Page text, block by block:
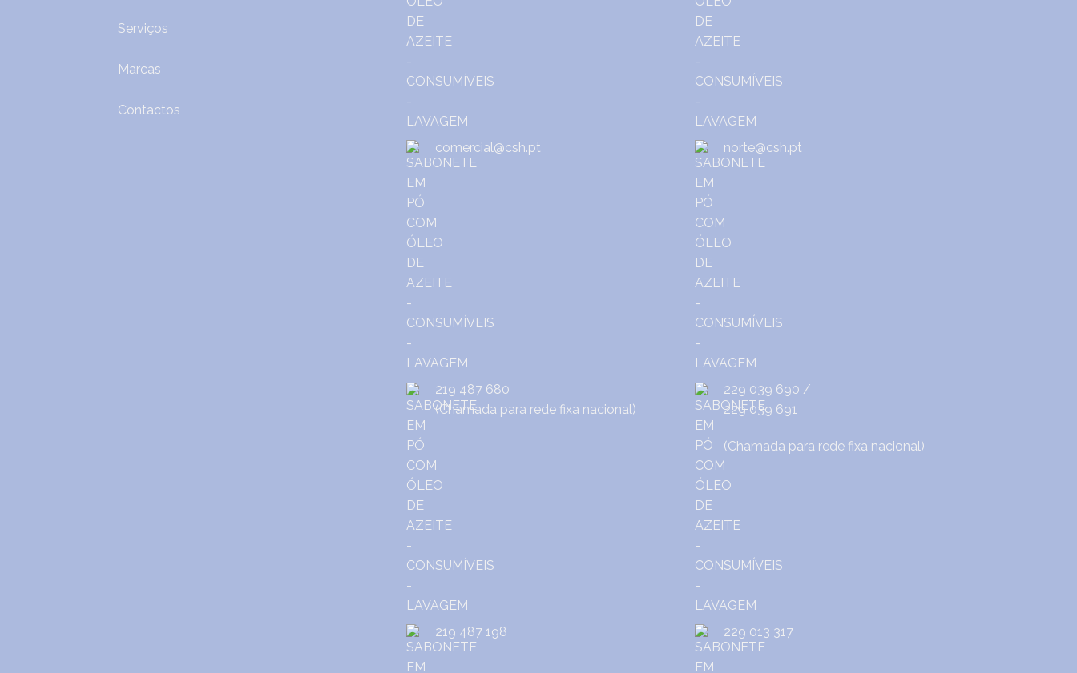
Serviços
Marcas
Contactos
comercial@csh.pt
219 487 680
(Chamada para rede fixa nacional)
219 487 198
norte@csh.pt
229 039 690 /
229 039 691
(Chamada para rede fixa nacional)
229 013 317